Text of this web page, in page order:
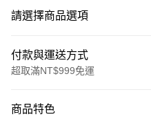
請選擇商品選項
付款與運送方式
超取滿NT$999免運
信用卡一次付款
商品特色